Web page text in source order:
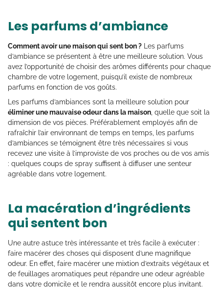
Les parfums d’ambiance
Comment avoir une maison qui sent bon ? Les parfums
d’ambiance se présentent à être une meilleure solution. Vous
avez l’opportunité de choisir des arômes différents pour chaque
chambre de votre logement, puisqu’il existe de nombreux
parfums en fonction de vos goûts.
Les parfums d’ambiances sont la meilleure solution pour
éliminer une mauvaise odeur dans la maison , quelle que soit la
dimension de vos pièces. Préférablement employés afin de
rafraîchir l’air environnant de temps en temps, les parfums
d’ambiances se témoignent être très nécessaires si vous
recevez une visite à l’improviste de vos proches ou de vos amis
: quelques coups de spray suffisent à diffuser une senteur
agréable dans votre logement.
La macération d’ingrédients
qui sentent bon
Une autre astuce très intéressante et très facile à exécuter :
faire macérer des choses qui disposent d’une magnifique
odeur. En effet, faire macérer une mixtion d’extraits végétaux et
de feuillages aromatiques peut répandre une odeur agréable
dans votre domicile et le rendra aussitôt encore plus invitant.